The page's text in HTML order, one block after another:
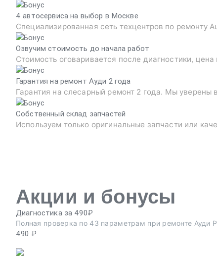
4 автосервиса на выбор в Москве
Специализированная сеть техцентров по ремонту
Озвучим стоимость до начала работ
Стоимость оговаривается после диагностики,
Гарантия на ремонт Ауди 2 года
Гарантия на слесарный ремонт 2 года. Мы уверены
Собственный склад запчастей
Используем только оригинальные запчасти или
Акции и бонусы
Диагностика за 490₽
Полная проверка по 43 параметрам при ремонте Ауди
490 ₽